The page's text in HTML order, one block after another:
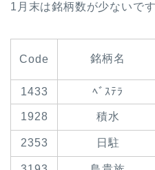
1月末は銘柄数が少ないで
Code 銘柄名
1433 ﾍﾞｽﾃﾗ
1928 積水
2353 日駐